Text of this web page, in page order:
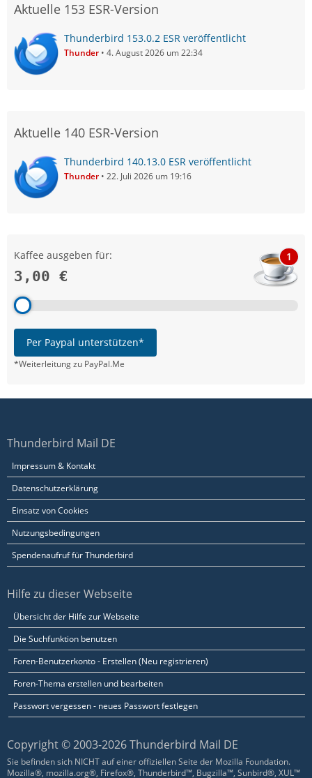
Aktuelle 153 ESR-Version
Thunderbird 153.0.2 ESR veröffentlicht
Thunder 4. August 2026 um 22:34
Aktuelle 140 ESR-Version
Thunderbird 140.13.0 ESR veröffentlicht
Thunder 22. Juli 2026 um 19:16
Kaffee ausgeben für:
3,00 €
1
Per Paypal unterstützen*
*Weiterleitung zu PayPal.Me
Thunderbird Mail DE
Impressum & Kontakt
Datenschutzerklärung
Einsatz von Cookies
Nutzungsbedingungen
Spendenaufruf für Thunderbird
Hilfe zu dieser Webseite
Übersicht der Hilfe zur Webseite
Die Suchfunktion benutzen
Foren-Benutzerkonto - Erstellen (Neu registrieren)
Foren-Thema erstellen und bearbeiten
Passwort vergessen - neues Passwort festlegen
Copyright © 2003-2026 Thunderbird Mail DE
Sie befinden sich NICHT auf einer offiziellen Seite der Mozilla Foundation.
Mozilla®, mozilla.org®, Firefox®, Thunderbird™, Bugzilla™, Sunbird®, XUL™